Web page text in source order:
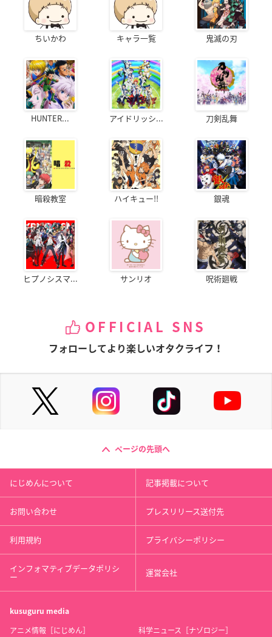
ちいかわ キャラ一覧 鬼滅の刃
HUNTER... アイドリッシ... 刀剣乱舞
暗殺教室 ハイキュー!! 銀魂
ヒプノシスマ... サンリオ 呪術廻戦
OFFICIAL SNS
フォローしてより楽しいオタクライフ！
ページの先頭へ
にじめんについて 記事掲載について
お問い合わせ プレスリリース送付先
利用規約 プライバシーポリシー
インフォマティブデータポリシ
ー 運営会社
kusuguru media
アニメ情報［にじめん］ 科学ニュース［ナゾロジー］